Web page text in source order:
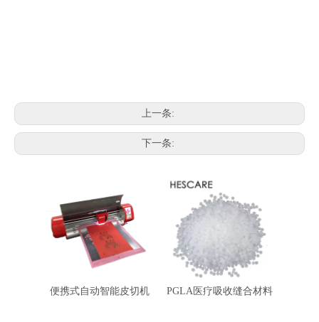
上一条:
下一条:
便携式自动智能皮切机 PGLA医疗吸收缝合材料